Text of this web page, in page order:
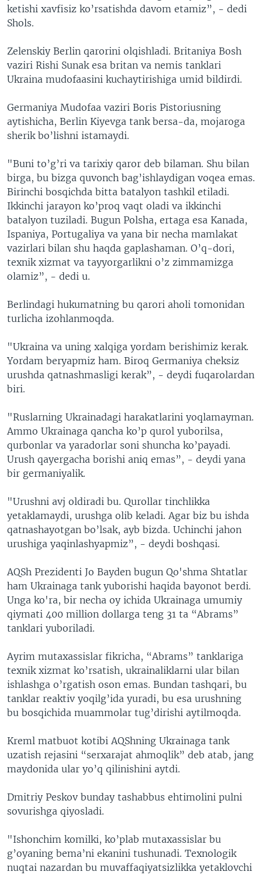
ketishi xavfisiz ko’rsatishda davom etamiz”, - dedi
Shols.
Zelenskiy Berlin qarorini olqishladi. Britaniya Bosh
vaziri Rishi Sunak esa britan va nemis tanklari
Ukraina mudofaasini kuchaytirishiga umid bildirdi.
Germaniya Mudofaa vaziri Boris Pistoriusning
aytishicha, Berlin Kiyevga tank bersa-da, mojaroga
sherik bo’lishni istamaydi.
"Buni to’g’ri va tarixiy qaror deb bilaman. Shu bilan
birga, bu bizga quvonch bag’ishlaydigan voqea emas.
Birinchi bosqichda bitta batalyon tashkil etiladi.
Ikkinchi jarayon ko’proq vaqt oladi va ikkinchi
batalyon tuziladi. Bugun Polsha, ertaga esa Kanada,
Ispaniya, Portugaliya va yana bir necha mamlakat
vazirlari bilan shu haqda gaplashaman. O’q-dori,
texnik xizmat va tayyorgarlikni o’z zimmamizga
olamiz”, - dedi u.
Berlindagi hukumatning bu qarori aholi tomonidan
turlicha izohlanmoqda.
"Ukraina va uning xalqiga yordam berishimiz kerak.
Yordam beryapmiz ham. Biroq Germaniya cheksiz
urushda qatnashmasligi kerak”, - deydi fuqarolardan
biri.
"Ruslarning Ukrainadagi harakatlarini yoqlamayman.
Ammo Ukrainaga qancha ko’p qurol yuborilsa,
qurbonlar va yaradorlar soni shuncha ko’payadi.
Urush qayergacha borishi aniq emas”, - deydi yana
bir germaniyalik.
"Urushni avj oldiradi bu. Qurollar tinchlikka
yetaklamaydi, urushga olib keladi. Agar biz bu ishda
qatnashayotgan bo’lsak, ayb bizda. Uchinchi jahon
urushiga yaqinlashyapmiz”, - deydi boshqasi.
AQSh Prezidenti Jo Bayden bugun Qo'shma Shtatlar
ham Ukrainaga tank yuborishi haqida bayonot berdi.
Unga ko'ra, bir necha oy ichida Ukrainaga umumiy
qiymati 400 million dollarga teng 31 ta “Abrams”
tanklari yuboriladi.
Ayrim mutaxassislar fikricha, “Abrams” tanklariga
texnik xizmat ko’rsatish, ukrainaliklarni ular bilan
ishlashga o’rgatish oson emas. Bundan tashqari, bu
tanklar reaktiv yoqilg’ida yuradi, bu esa urushning
bu bosqichida muammolar tug’dirishi aytilmoqda.
Kreml matbuot kotibi AQShning Ukrainaga tank
uzatish rejasini “serxarajat ahmoqlik” deb atab, jang
maydonida ular yo’q qilinishini aytdi.
Dmitriy Peskov bunday tashabbus ehtimolini pulni
sovurishga qiyosladi.
"Ishonchim komilki, ko’plab mutaxassislar bu
g’oyaning bema’ni ekanini tushunadi. Texnologik
nuqtai nazardan bu muvaffaqiyatsizlikka yetaklovchi